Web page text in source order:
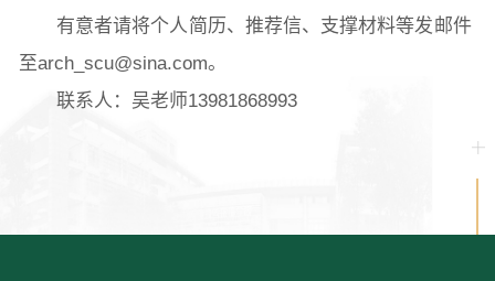
有意者请将个人简历、推荐信、支撑材料等发邮件
至arch_scu@sina.com。
联系人：吴老师13981868993